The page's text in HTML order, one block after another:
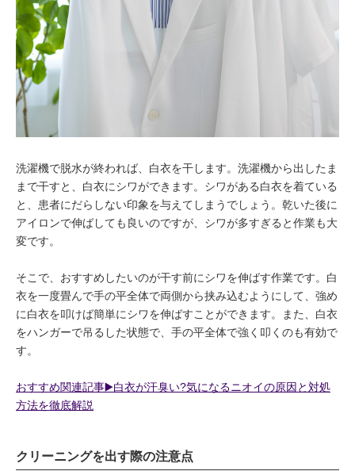
洗濯機で脱水が終われば、白衣を干します。洗濯機から出したま
まで干すと、白衣にシワができます。シワがある白衣を着ている
と、患者にだらしない印象を与えてしまうでしょう。乾いた後に
アイロンで伸ばしても良いのですが、シワが多すぎると作業も大
変です。
そこで、おすすめしたいのが干す前にシワを伸ばす作業です。白
衣を一度畳んで手の平全体で両側から挟み込むようにして、強め
に白衣を叩けば簡単にシワを伸ばすことができます。また、白衣
をハンガーで吊るした状態で、手の平全体で強く叩くのも有効で
す。
おすすめ関連記事▶️白衣が汗臭い?気になるニオイの原因と対処
方法を徹底解説
クリーニングを出す際の注意点